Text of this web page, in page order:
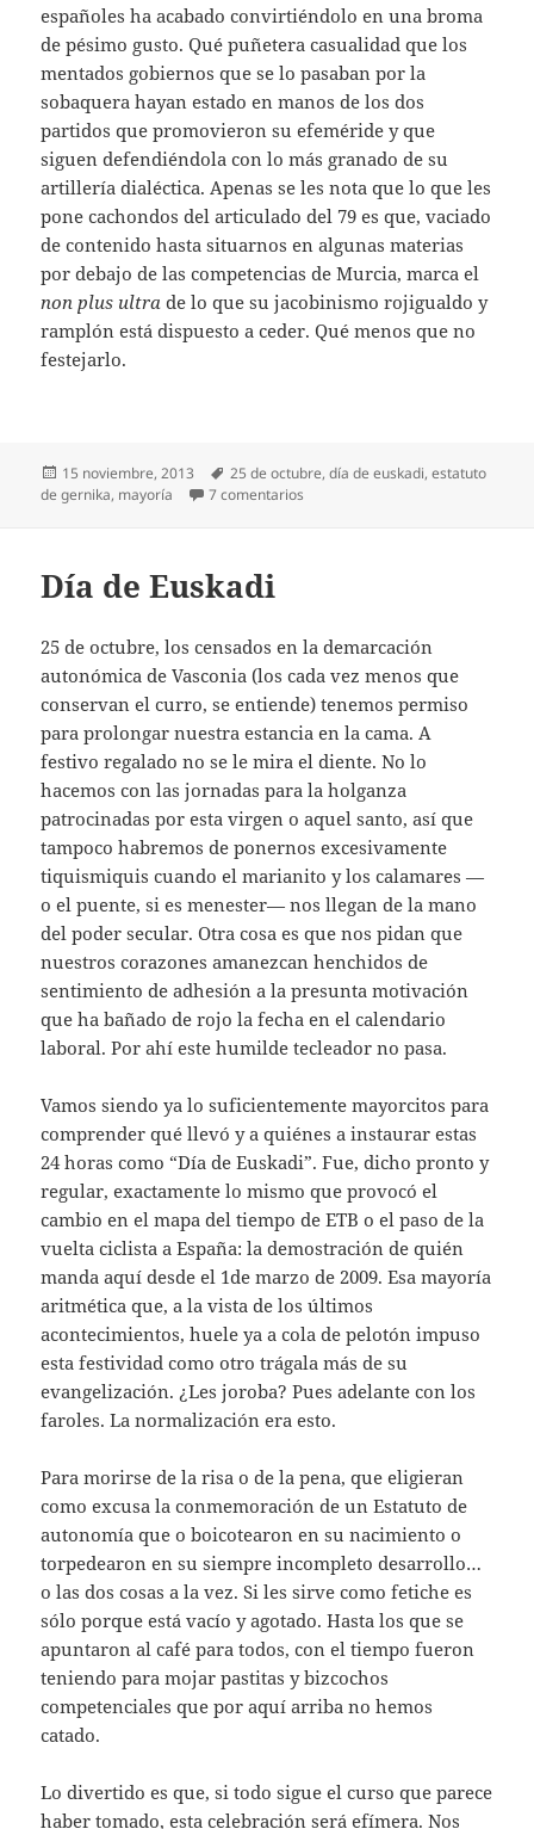
españoles ha acabado convirtiéndolo en una broma
de pésimo gusto. Qué puñetera casualidad que los
mentados gobiernos que se lo pasaban por la
sobaquera hayan estado en manos de los dos
partidos que promovieron su efeméride y que
siguen defendiéndola con lo más granado de su
artillería dialéctica. Apenas se les nota que lo que les
pone cachondos del articulado del 79 es que, vaciado
de contenido hasta situarnos en algunas materias
por debajo de las competencias de Murcia, marca el
non plus ultra de lo que su jacobinismo rojigualdo y
ramplón está dispuesto a ceder. Qué menos que no
festejarlo.
Publicado
el
15 noviembre, 2013 Etiquetas
25 de octubre,día de euskadi,estatuto
de gernika, mayoría 7 comentarios
Día de Euskadi
25 de octubre, los censados en la demarcación
autonómica de Vasconia (los cada vez menos que
conservan el curro, se entiende) tenemos permiso
para prolongar nuestra estancia en la cama. A
festivo regalado no se le mira el diente. No lo
hacemos con las jornadas para la holganza
patrocinadas por esta virgen o aquel santo, así que
tampoco habremos de ponernos excesivamente
tiquismiquis cuando el marianito y los calamares —
o el puente, si es menester— nos llegan de la mano
del poder secular. Otra cosa es que nos pidan que
nuestros corazones amanezcan henchidos de
sentimiento de adhesión a la presunta motivación
que ha bañado de rojo la fecha en el calendario
laboral. Por ahí este humilde tecleador no pasa.
Vamos siendo ya lo suficientemente mayorcitos para
comprender qué llevó y a quiénes a instaurar estas
24 horas como “Día de Euskadi”. Fue, dicho pronto y
regular, exactamente lo mismo que provocó el
cambio en el mapa del tiempo de ETB o el paso de la
vuelta ciclista a España: la demostración de quién
manda aquí desde el 1de marzo de 2009. Esa mayoría
aritmética que, a la vista de los últimos
acontecimientos, huele ya a cola de pelotón impuso
esta festividad como otro trágala más de su
evangelización. ¿Les joroba? Pues adelante con los
faroles. La normalización era esto.
Para morirse de la risa o de la pena, que eligieran
como excusa la conmemoración de un Estatuto de
autonomía que o boicotearon en su nacimiento o
torpedearon en su siempre incompleto desarrollo…
o las dos cosas a la vez. Si les sirve como fetiche es
sólo porque está vacío y agotado. Hasta los que se
apuntaron al café para todos, con el tiempo fueron
teniendo para mojar pastitas y bizcochos
competenciales que por aquí arriba no hemos
catado.
Lo divertido es que, si todo sigue el curso que parece
haber tomado, esta celebración será efímera. Nos